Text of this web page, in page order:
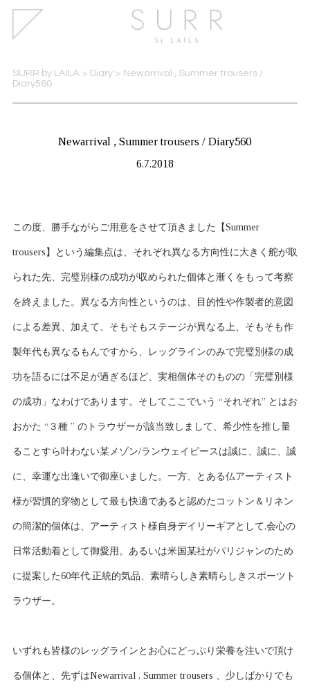
SURR by LAILA > Diary> Newarrival , Summer trousers /
Diary560
Newarrival , Summer trousers / Diary560
6.7.2018
この度、勝手ながらご用意をさせて頂きました【Summer
trousers】という編集点は、それぞれ異なる方向性に大きく舵が取
られた先、完璧別様の成功が収められた個体と漸くをもって考察
を終えました。異なる方向性というのは、目的性や作製者的意図
による差異、加えて、そもそもステージが異なる上、そもそも作
製年代も異なるもんですから、レッグラインのみで完璧別様の成
功を語るには不足が過ぎるほど、実相個体そのものの「完璧別様
の成功」なわけであります。そしてここでいう “それぞれ” とはお
おかた “３種 ” のトラウザーが該当致しまして、希少性を推し量
ることすら叶わない某メゾン/ランウェイピースは誠に、誠に、誠
に、幸運な出逢いで御座いました。一方、とある仏アーティスト
様が習慣的穿物として最も快適であると認めたコットン＆リネン
の簡潔的個体は、アーティスト様自身デイリーギアとして,会心の
日常活動着として御愛用。あるいは米国某社がパリジャンのため
に提案した60年代,正統的気品、素晴らしき素晴らしきスポーツト
ラウザー。
いずれも皆様のレッグラインとお心にどっぷり栄養を注いで頂け
る個体と、先ずはNewarrival , Summer trousers 、少しばかりでも